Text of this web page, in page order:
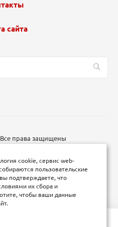
сайта
права защищены
cookie, сервис web-
пользовательские
подтверждаете, что
их сбора и
чтобы ваши данные